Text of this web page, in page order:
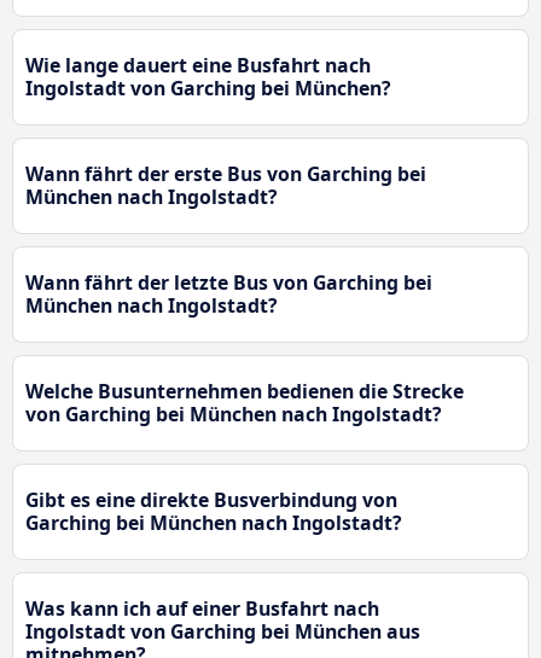
Wie lange dauert eine Busfahrt nach
Ingolstadt von Garching bei München?
Wann fährt der erste Bus von Garching bei
München nach Ingolstadt?
Wann fährt der letzte Bus von Garching bei
München nach Ingolstadt?
Welche Busunternehmen bedienen die Strecke
von Garching bei München nach Ingolstadt?
Gibt es eine direkte Busverbindung von
Garching bei München nach Ingolstadt?
Was kann ich auf einer Busfahrt nach
Ingolstadt von Garching bei München aus